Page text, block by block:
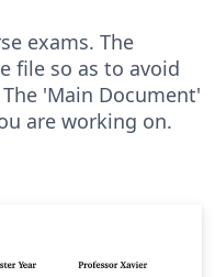
exams. The
file so as to avoid
'Main Document'
are working on.